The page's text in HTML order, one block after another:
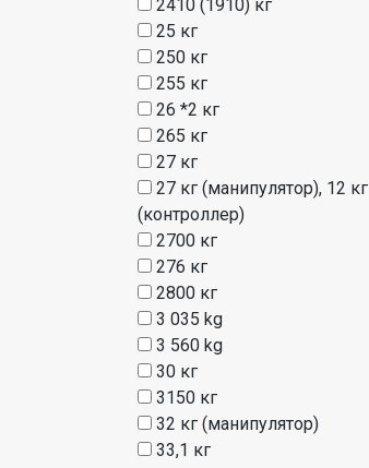
2410 (1910) кг
25 кг
250 кг
255 кг
26 *2 кг
265 кг
27 кг
27 кг (манипулятор), 12 кг
(контроллер)
2700 кг
276 кг
2800 кг
3 035 kg
3 560 kg
30 кг
3150 кг
32 кг (манипулятор)
33,1 кг